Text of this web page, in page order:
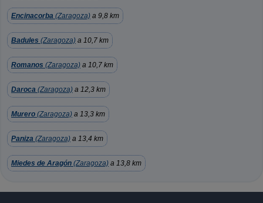
Encinacorba (Zaragoza) a 9,8 km
Badules (Zaragoza) a 10,7 km
Romanos (Zaragoza) a 10,7 km
Daroca (Zaragoza) a 12,3 km
Murero (Zaragoza) a 13,3 km
Paniza (Zaragoza) a 13,4 km
Miedes de Aragón (Zaragoza) a 13,8 km